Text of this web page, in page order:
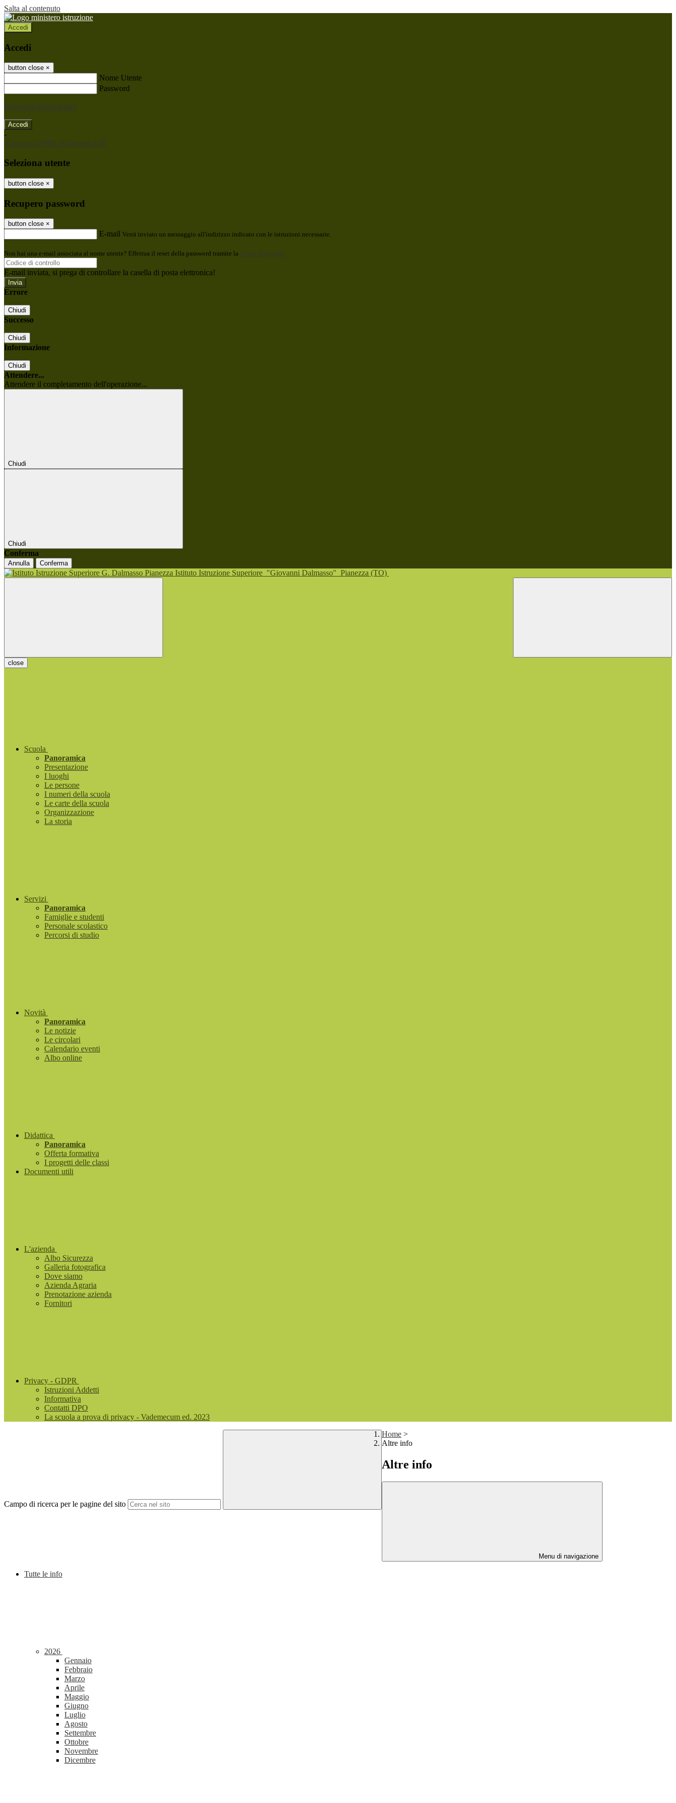
Salta al contenuto
Accedi
Accedi
button close ×
Nome Utente
Password
Password dimenticata?
-
Entra con SPID Entra con CIE
Seleziona utente
button close ×
Recupero password
button close ×
E-mail Verrà inviato un messaggio all'indirizzo indicato con le istruzioni necessarie.
Non hai una e-mail associata al nome utente? Effettua il reset della password tramite la Login Spaggiari
E-mail inviata, si prega di controllare la casella di posta elettronica!
Errore
Chiudi
Successo
Chiudi
Informazione
Chiudi
Attendere...
Attendere il completamento dell'operazione...
Chiudi
Chiudi
Conferma
Annulla Conferma
Istituto Istruzione Superiore "Giovanni Dalmasso" Pianezza (TO)
close
Scuola
Panoramica
Presentazione
I luoghi
Le persone
I numeri della scuola
Le carte della scuola
Organizzazione
La storia
Servizi
Panoramica
Famiglie e studenti
Personale scolastico
Percorsi di studio
Novità
Panoramica
Le notizie
Le circolari
Calendario eventi
Albo online
Didattica
Panoramica
Offerta formativa
I progetti delle classi
Documenti utili
L'azienda
Albo Sicurezza
Galleria fotografica
Dove siamo
Azienda Agraria
Prenotazione azienda
Fornitori
Privacy - GDPR
Istruzioni Addetti
Informativa
Contatti DPO
La scuola a prova di privacy - Vademecum ed. 2023
Campo di ricerca per le pagine del sito
Home >
Altre info
Altre info
Menu di navigazione
Tutte le info
2026
Gennaio
Febbraio
Marzo
Aprile
Maggio
Giugno
Luglio
Agosto
Settembre
Ottobre
Novembre
Dicembre